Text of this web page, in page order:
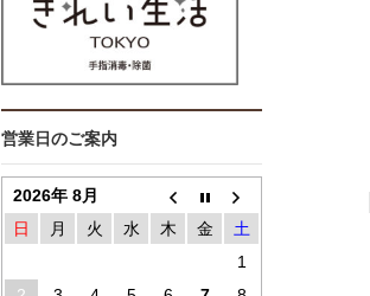
営業日のご案内
2026年 8月
日
月 火 水 木 金
土
1